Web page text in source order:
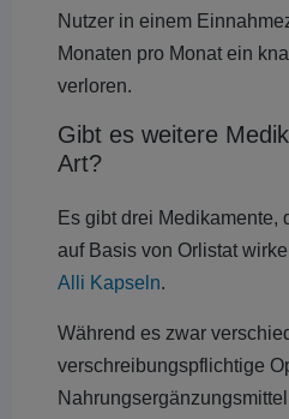
Nutzer in einem
Monaten pro Monat ein
verloren.
Gibt es weitere
Art?
Es gibt drei Medikamente,
auf Basis von Orlistat
Alli Kapseln.
Während es zwar
verschreibungspflichtige